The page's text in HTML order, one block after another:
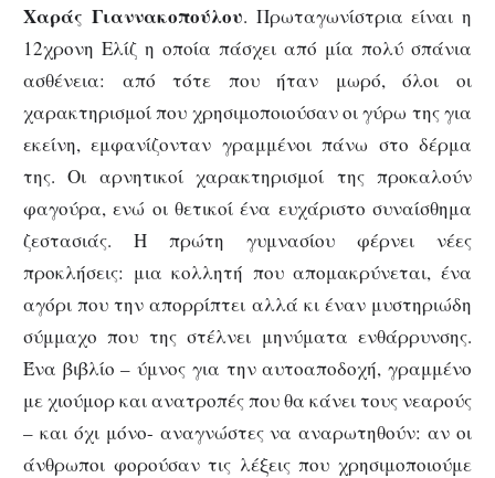
Χαράς Γιαννακοπούλου. Πρωταγωνίστρια είναι η
12χρονη Ελίζ η οποία πάσχει από μία πολύ σπάνια
ασθένεια: από τότε που ήταν μωρό, όλοι οι
χαρακτηρισμοί που χρησιμοποιούσαν οι γύρω της για
εκείνη, εμφανίζονταν γραμμένοι πάνω στο δέρμα
της. Οι αρνητικοί χαρακτηρισμοί της προκαλούν
φαγούρα, ενώ οι θετικοί ένα ευχάριστο συναίσθημα
ζεστασιάς. Η πρώτη γυμνασίου φέρνει νέες
προκλήσεις: μια κολλητή που απομακρύνεται, ένα
αγόρι που την απορρίπτει αλλά κι έναν μυστηριώδη
σύμμαχο που της στέλνει μηνύματα ενθάρρυνσης.
Ένα βιβλίο – ύμνος για την αυτοαποδοχή, γραμμένο
με χιούμορ και ανατροπές που θα κάνει τους νεαρούς
– και όχι μόνο- αναγνώστες να αναρωτηθούν: αν οι
άνθρωποι φορούσαν τις λέξεις που χρησιμοποιούμε